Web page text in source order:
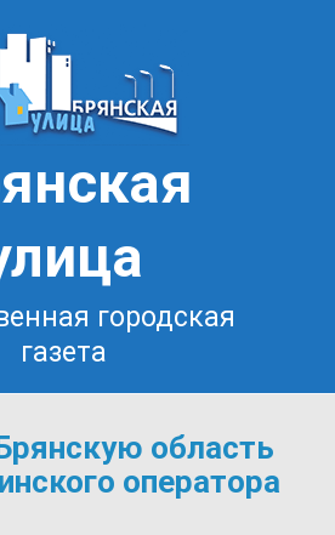
городская
газета
область
оператора